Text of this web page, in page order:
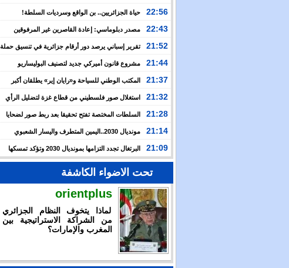
والتضييق
22:56 حياة الجزائريين.. بن الواقع وسرديات السلطة!
22:43
مصدر دبلوماسي: إعادة القاصرين غير المرفوقين
مسألة مبدأ قائمة على التعليمات الملكية السامية
21:52
تقرير إسباني يرصد دور أرقام جزائرية في تنسيق حملة
العبور نحو سبتة
21:44
مشروع قانون أميركي جديد لتصنيف البوليساريو
منظمة إرهابية
21:37
المكتب الوطني للسياحة و«رايان إير» يطلقان أكبر
برنامج جوي شتوي نحو المغرب
21:32
استغلال صور فلسطيني من قطاع غزة لتضليل الرأي
العام بشأن أحداث سبتة
21:28
السلطات المختصة تفتح تحقيقا بعد ربط صور لضحايا
حرب غزة بأحداث سبتة
21:14
مونديال 2030..اليمين المتطرف واليسار الشعبوي
يوظفان الهجرة لاستهداف المغرب
21:09
البرتغال تجدد التزامها بمونديال 2030 وتؤكد تمسكها
بالشراكة مع المغرب وإسبانيا
تحت الاضواء الكاشفة
orientplus
لماذا يتخوف النظام الجزائري
من الشراكة الاستراتيجية بين
المغرب والإمارات؟